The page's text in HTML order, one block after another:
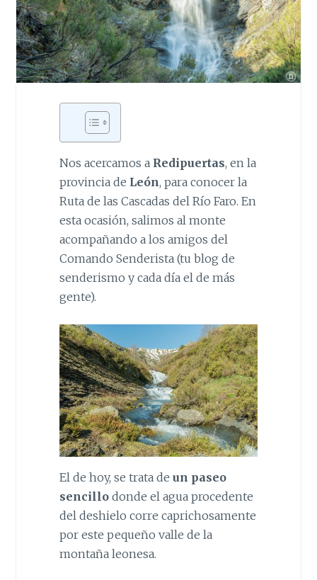
Nos acercamos a Redipuertas, en la
provincia de León, para conocer la
Ruta de las Cascadas del Río Faro. En
esta ocasión, salimos al monte
acompañando a los amigos del
Comando Senderista (tu blog de
senderismo y cada día el de más
gente).
El de hoy, se trata de un paseo
sencillodonde el agua procedente
del deshielo corre caprichosamente
por este pequeño valle de la
montaña leonesa.